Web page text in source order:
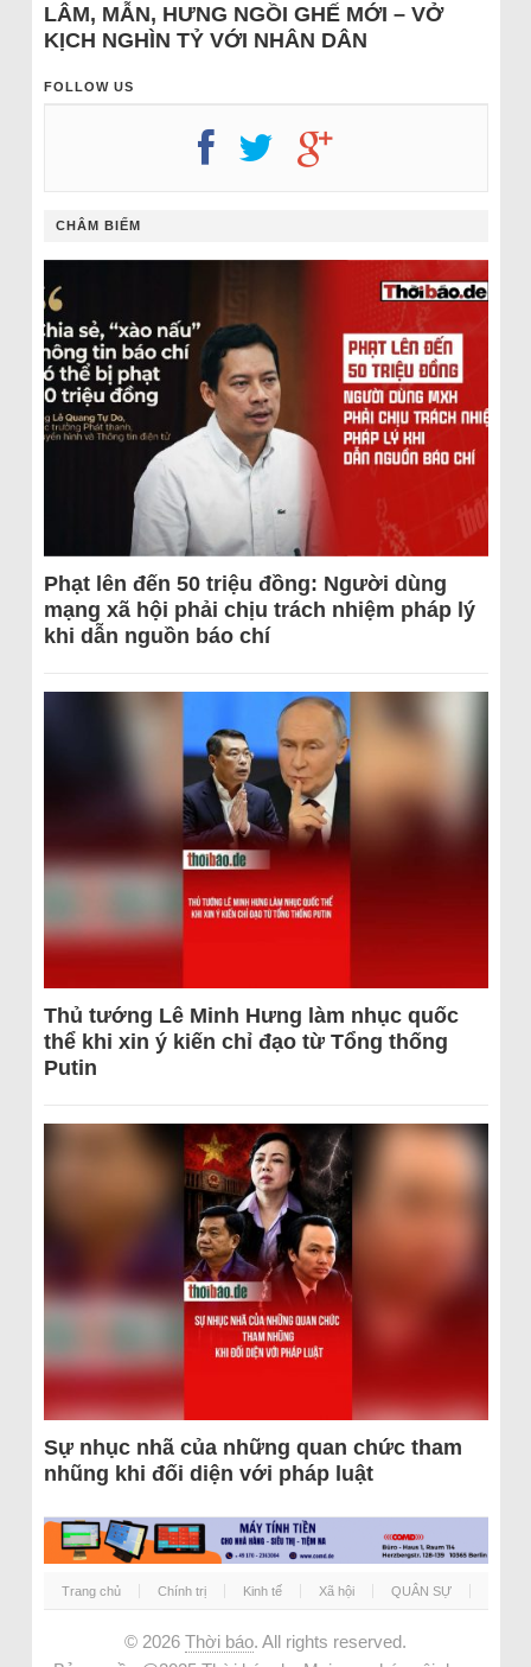
LÂM, MẪN, HƯNG NGỒI GHẾ MỚI – VỞ
KỊCH NGHÌN TỶ VỚI NHÂN DÂN
FOLLOW US
CHÂM BIẾM
Phạt lên đến 50 triệu đồng: Người dùng
mạng xã hội phải chịu trách nhiệm pháp lý
khi dẫn nguồn báo chí
Thủ tướng Lê Minh Hưng làm nhục quốc
thể khi xin ý kiến chỉ đạo từ Tổng thống
Putin
Sự nhục nhã của những quan chức tham
nhũng khi đối diện với pháp luật
Trang chủ Chính trị Kinh tế Xã hội QUÂN SỰ
© 2026 Thời báo. All rights reserved.